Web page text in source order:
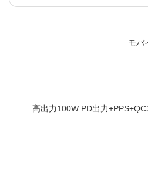
モバ
高出力100W PD出力